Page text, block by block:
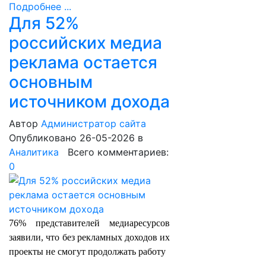
Подробнее ...
Для 52%
российских медиа
реклама остается
основным
источником дохода
Автор Администратор сайта
Опубликовано 26-05-2026 в
Аналитика Всего комментариев:
0
76% представителей медиаресурсов
заявили, что без рекламных доходов их
проекты не смогут продолжать работу